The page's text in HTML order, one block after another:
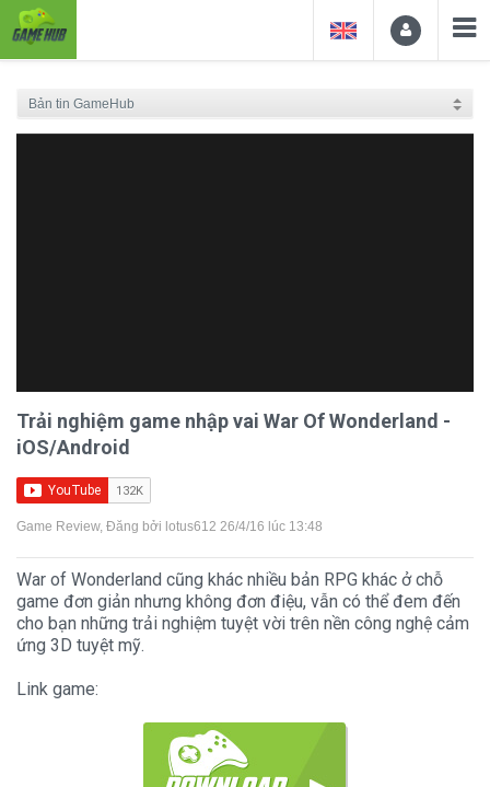
Trải nghiệm game nhập vai War Of Wonderland -
iOS/Android
Game Review, Đăng bởi lotus612 26/4/16 lúc 13:48
War of Wonderland cũng khác nhiều bản RPG khác ở chỗ
game đơn giản nhưng không đơn điệu, vẫn có thể đem đến
cho bạn những trải nghiệm tuyệt vời trên nền công nghệ cảm
ứng 3D tuyệt mỹ.
Link game: